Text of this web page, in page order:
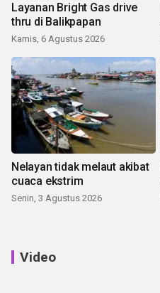
Layanan Bright Gas drive
thru di Balikpapan
Kamis, 6 Agustus 2026
Nelayan tidak melaut akibat
cuaca ekstrim
Senin, 3 Agustus 2026
Video